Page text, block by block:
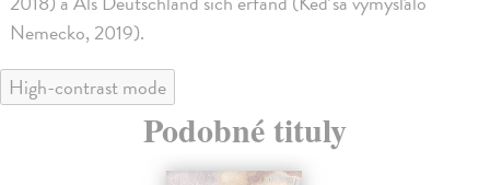
Nemecko, 2019).
High-contrast mode
Podobné tituly